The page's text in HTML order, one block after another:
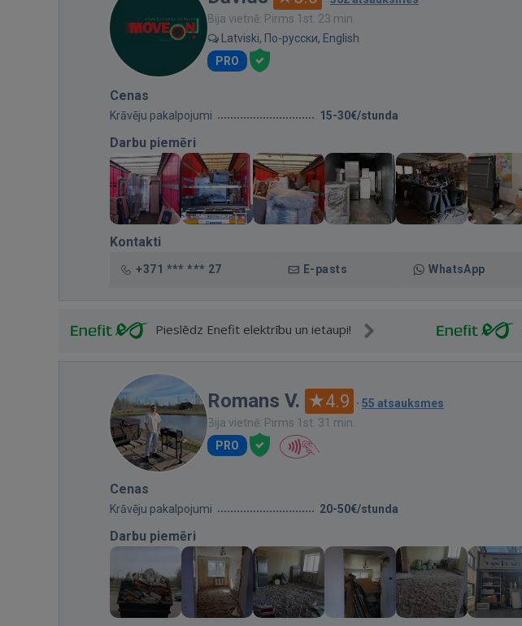
Bija vietnē: Pirms 1st. 23 min.
Latviski, По-русски, English
PRO
Cenas
Krāvēju pakalpojumi 15-30€/stunda
Darbu piemēri
Kontakti
+371 *** *** 27 E-pasts WhatsApp
Pieslēdz Enefit elektrību un ietaupi!
Romans V. 4.9 · 55 atsauksmes
Bija vietnē: Pirms 1st. 31 min.
PRO
Cenas
Krāvēju pakalpojumi 20-50€/stunda
Darbu piemēri